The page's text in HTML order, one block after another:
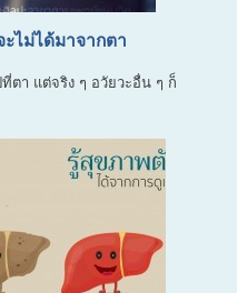
ะไม่ได้มาจากตา
ตา แต่จริง ๆ อวัยวะอื่น ๆ ก็